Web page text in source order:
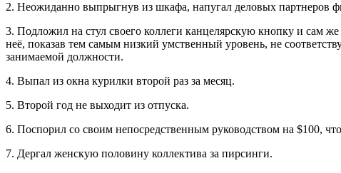
2. Неожиданно выпрыгнув из шкафа, напугал деловых партнеров
3. Подложил на стул своего коллеги канцелярскую кнопку и сам же
неё, показав тем самым низкий умственный уровень, не
занимаемой должности.
4. Выпал из окна курилки второй раз за месяц.
5. Второй год не выходит из отпуска.
6. Поспорил со своим непосредственным руководством на $100,
7. Дергал женскую половину коллектива за пирсинги.